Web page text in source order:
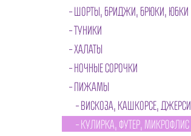
ШОРТЫ, БРИДЖИ, БРЮКИ, ЮБКИ
ТУНИКИ
ХАЛАТЫ
НОЧНЫЕ СОРОЧКИ
ПИЖАМЫ
ВИСКОЗА, КАШКОРСЕ, ДЖЕРСИ
КУЛИРКА, ФУТЕР, МИКРОФЛИС